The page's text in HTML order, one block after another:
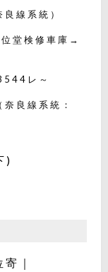
線系統）
堂検修車庫→
レ～
良線系統：
)
｜